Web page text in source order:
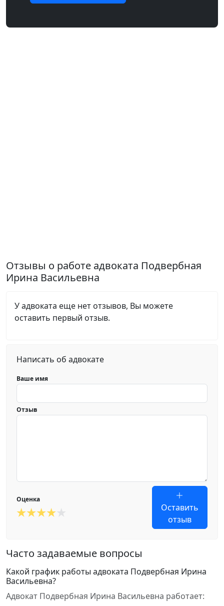
Отзывы о работе адвоката Подвербная
Ирина Васильевна
У адвоката еще нет отзывов, Вы можете
оставить первый отзыв.
Написать об адвокате
Ваше имя
Отзыв
Оценка
Оставить
отзыв
Часто задаваемые вопросы
Какой график работы адвоката Подвербная Ирина
Васильевна?
Адвокат Подвербная Ирина Васильевна работает: